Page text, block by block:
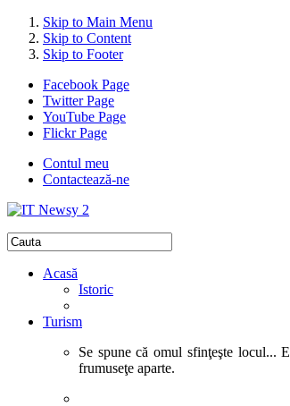
Skip to Main Menu
Skip to Content
Skip to Footer
Facebook Page
Twitter Page
YouTube Page
Flickr Page
Contul meu
Contactează-ne
Acasă
Istoric
Turism
Se spune că omul sfinţeşte locul...
frumuseţe aparte.